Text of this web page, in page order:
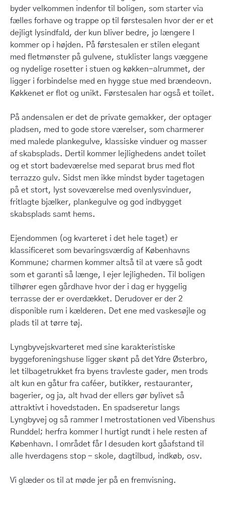
byder velkommen indenfor til boligen, som starter via
fælles forhave og trappe op til førstesalen hvor der er et
dejligt lysindfald, der kun bliver bedre, jo længere I
kommer op i højden. På førstesalen er stilen elegant
med fletmønster på gulvene, stuklister langs væggene
og nydelige rosetter i stuen og køkken-alrummet, der
ligger i forbindelse med en hygge stue med brændeovn.
Køkkenet er flot og unikt. Førstesalen har også et toilet.
På andensalen er det de private gemakker, der optager
pladsen, med to gode store værelser, som charmerer
med malede plankegulve, klassiske vinduer og masser
af skabsplads. Dertil kommer lejlighedens andet toilet
og et stort badeværelse med separat brus med flot
terrazzo gulv. Sidst men ikke mindst byder tagetagen
på et stort, lyst soveværelse med ovenlysvinduer,
fritlagte bjælker, plankegulve og god indbygget
skabsplads samt hems.
Ejendommen (og kvarteret i det hele taget) er
klassificeret som bevaringsværdig af Københavns
Kommune; charmen kommer altså til at være så godt
som et garanti så længe, I ejer lejligheden. Til boligen
tilhører egen gårdhave hvor der i dag er hyggelig
terrasse der er overdækket. Derudover er der 2
disponible rum i kælderen. Det ene med vaskesøjle og
plads til at tørre tøj.
Lyngbyvejskvarteret med sine karakteristiske
byggeforeningshuse ligger skønt på det Ydre Østerbro,
let tilbagetrukket fra byens travleste gader, men trods
alt kun en gåtur fra caféer, butikker, restauranter,
bagerier, og ja, alt hvad der ellers gør bylivet så
attraktivt i hovedstaden. En spadseretur langs
Lyngbyvej og så rammer I metrostationen ved Vibenshus
Runddel; herfra kommer I hurtigt rundt i hele resten af
København. I området får I desuden kort gåafstand til
alle hverdagens stop - skole, dagtilbud, indkøb, osv.
Vi glæder os til at møde jer på en fremvisning.